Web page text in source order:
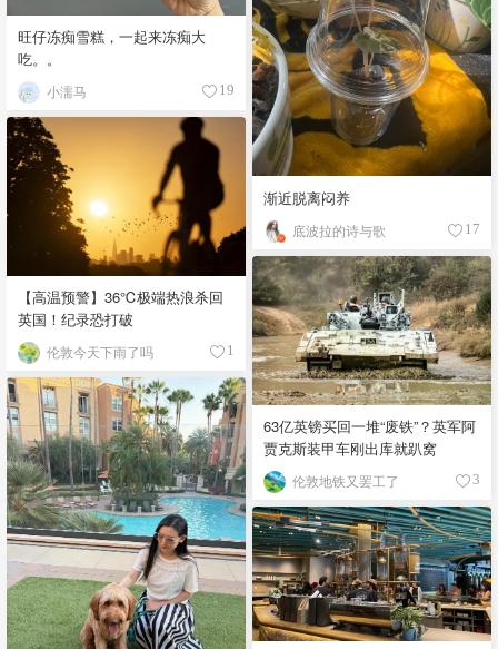
旺仔冻痴雪糕，一起来冻痴大
吃。。
小濡马 19
渐近脱离闷养
底波拉的诗与歌 17
【高温预警】36℃极端热浪杀回
英国！纪录恐打破
伦敦今天下雨了吗 1
63亿英镑买回一堆“废铁”？英军阿
贾克斯装甲车刚出库就趴窝
伦敦地铁又罢工了 3